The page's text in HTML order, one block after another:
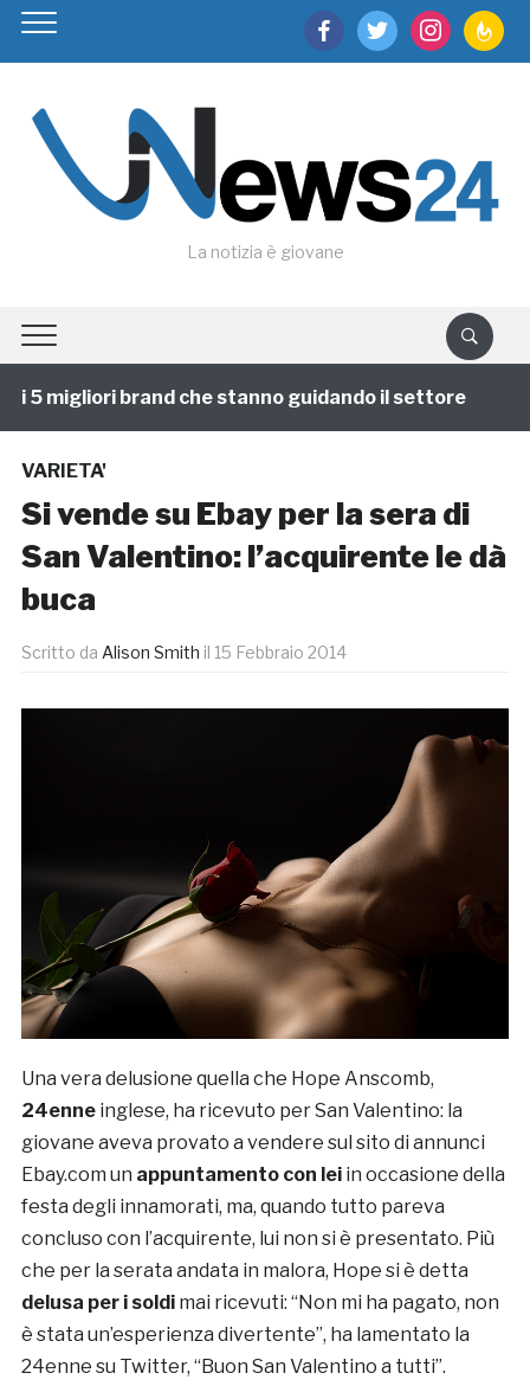
facebooktwitter instagram
La notizia è giovane
migliori brand che stanno guidando il settore
VARIETA'
Si vende su Ebay per la sera di
San Valentino: l’acquirente le dà
buca
Scritto da Alison Smith il 15 Febbraio 2014
Una vera delusione quella che Hope Anscomb,
24enneinglese, ha ricevuto per San Valentino: la
giovane aveva provato a vendere sul sito di annunci
Ebay.com un appuntamento con leiin occasione della
festa degli innamorati, ma, quando tutto pareva
concluso con l’acquirente, lui non si è presentato. Più
che per la serata andata in malora, Hope si è detta
delusa per i soldimai ricevuti: “Non mi ha pagato, non
è stata un’esperienza divertente”, ha lamentato la
24enne su Twitter, “Buon San Valentino a tutti”.